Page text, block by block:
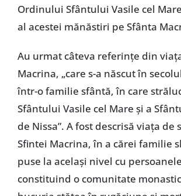
Ordinului Sfântului Vasile cel
al acestei mănăstiri pe Sfânta
Au urmat câteva referinţe din
Macrina, „care s-a născut în
într-o familie sfântă, în care
Sfântului Vasile cel Mare şi a
de Nissa”. A fost descrisă viaţa de
Sfintei Macrina, în a cărei familie
puse la acelaşi nivel cu
constituind o comunitate